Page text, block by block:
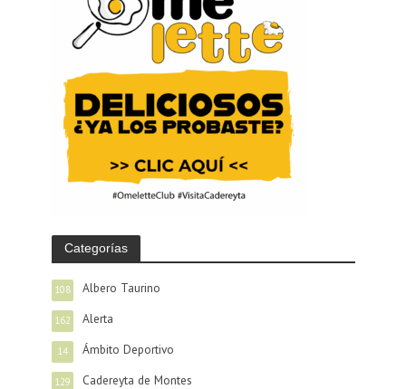
Categorías
Albero Taurino
108
Alerta
162
Ámbito Deportivo
14
Cadereyta de Montes
129